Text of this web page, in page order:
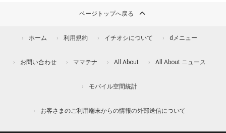
ページトップへ戻る
ホーム 利用規約 イチオシについて dメニュー
お問い合わせ ママテナ All About All About ニュース
モバイル空間統計
お客さまのご利用端末からの情報の外部送信について